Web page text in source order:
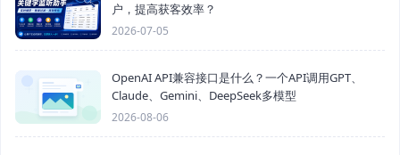
户，提高获客效率？
2026-07-05
OpenAI API兼容接口是什么？一个API调用GPT、
Claude、Gemini、DeepSeek多模型
2026-08-06